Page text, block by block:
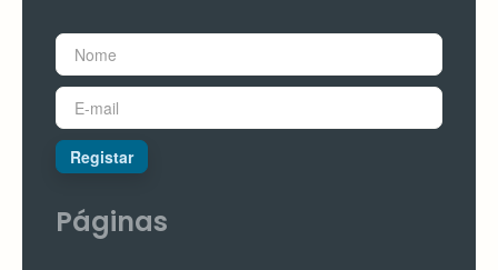
Registar
Páginas